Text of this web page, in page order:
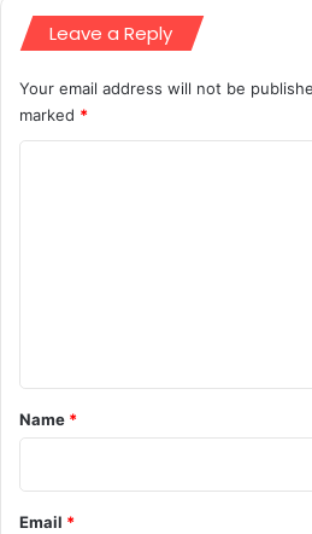
Leave a Reply
Your email address will not be
marked *
*
Name *
Email *